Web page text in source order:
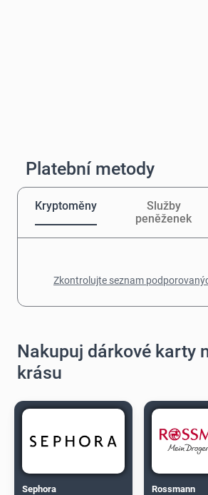
Platební metody
Kryptoměny
Služby
peněženek
Zkontrolujte seznam
Nakupuj dárkové karty
krásu
Sephora Rossmann